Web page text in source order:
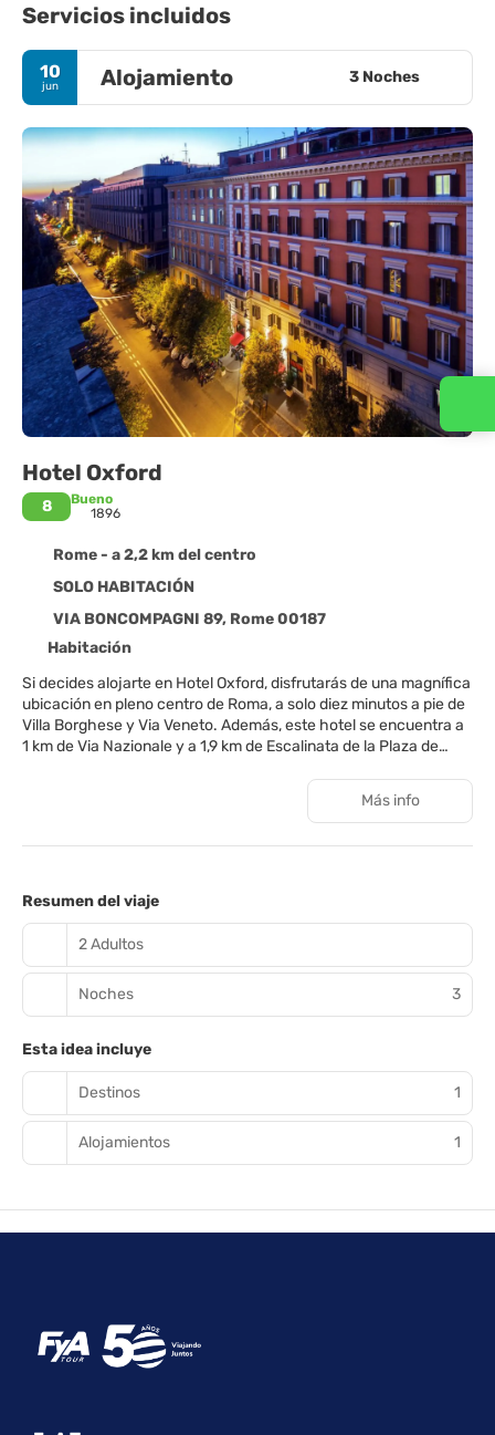
Servicios incluidos
10
jun Alojamiento 3 Noches
Hotel Oxford
8
Bueno
1896
Rome - a 2,2 km del centro
SOLO HABITACIÓN
VIA BONCOMPAGNI 89, Rome 00187
Habitación
Si decides alojarte en Hotel Oxford, disfrutarás de una magnífica
ubicación en pleno centro de Roma, a solo diez minutos a pie de
Villa Borghese y Via Veneto. Además, este hotel se encuentra a
1 km de Via Nazionale y a 1,9 km de Escalinata de la Plaza de
Aprovecha los prácticos servicios que se te ofrecen, como
salón de eventos.
Te sentirás como en tu propia casa en cualquiera de las 54
habitaciones con minibar y televisión de pantalla plana. Mantén
el contacto con los tuyos gracias a la la conexión wifi gratis. El
personal gratuitos y bidés. Entre las comodidades, se incluyen
caja fuerte, cortinas opacas y teléfono.
Toma algo de cocina local e internacional en Q'4RT, restaurante
con un bar o lounge, aunque también puedes llamar al servicio
de habitaciones con horario limitado. Se ofrece un desayuno
bufé todos los días de 07:00 a 10:00 con un coste adicional.
Tendrás un centro de negocios, tintorería y un servicio de
recepción las 24 horas a tu disposición. Hay un aparcamiento
Más info
Resumen del viaje
2 Adultos
Noches 3
Esta idea incluye
Destinos 1
Alojamientos 1